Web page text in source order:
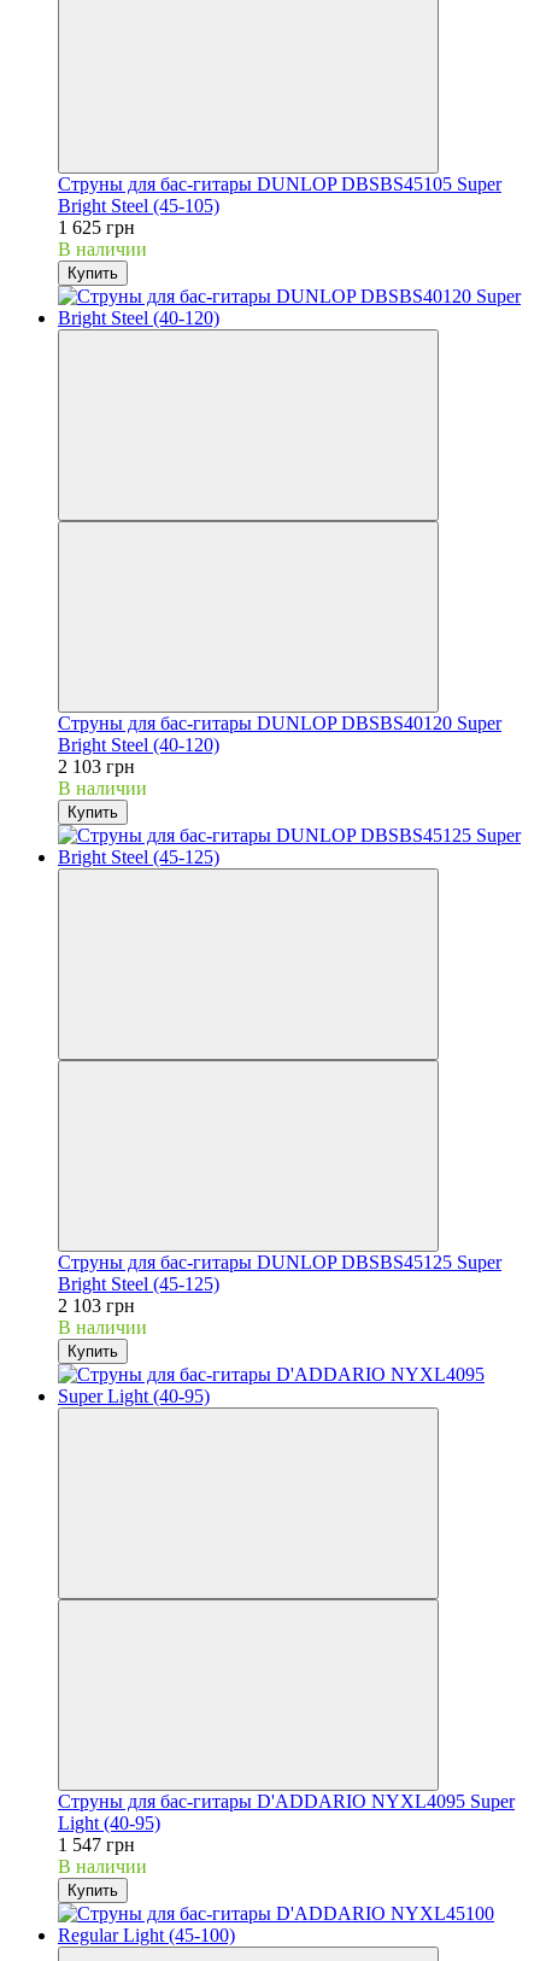
Струны для бас-гитары DUNLOP DBSBS45105 Super
Bright Steel (45-105)
1 625 грн
В наличии
Купить
Струны для бас-гитары DUNLOP DBSBS40120 Super
Bright Steel (40-120)
2 103 грн
В наличии
Купить
Струны для бас-гитары DUNLOP DBSBS45125 Super
Bright Steel (45-125)
2 103 грн
В наличии
Купить
Струны для бас-гитары D'ADDARIO NYXL4095 Super
Light (40-95)
1 547 грн
В наличии
Купить